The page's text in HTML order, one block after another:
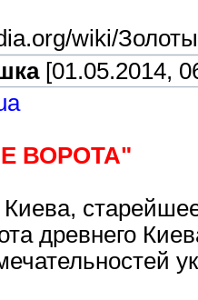
wiki/
[01.05.2014,
ВОРОТА"
древнего